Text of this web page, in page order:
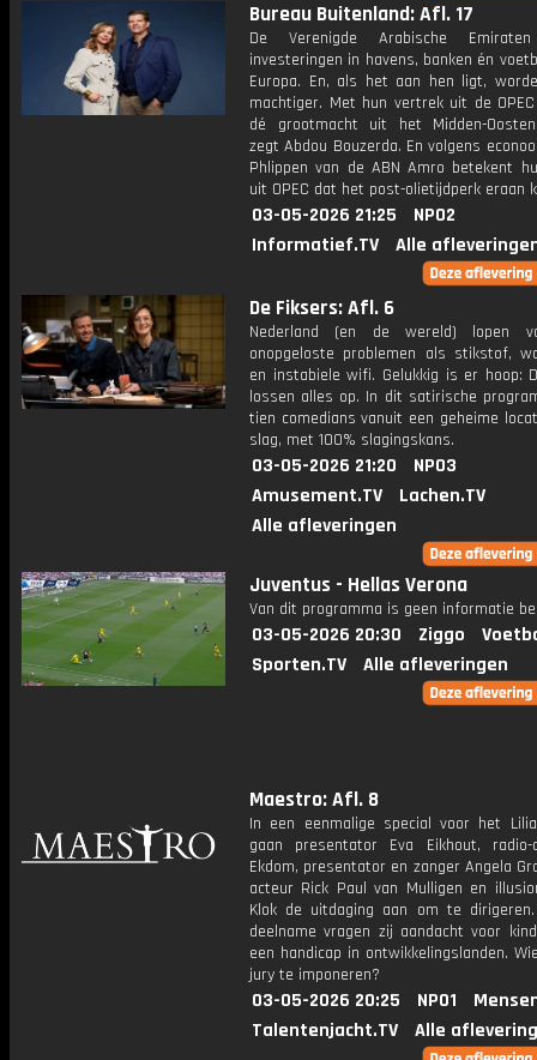
Bureau Buitenland: Afl. 17
De Verenigde Arabische
investeringen in havens, banken én
Europa. En, als het aan hen ligt,
machtiger. Met hun vertrek uit de
dé grootmacht uit het Midden-
zegt Abdou Bouzerda. En volgens
Phlippen van de ABN Amro betekent
uit OPEC dat het post-olietijdperk eraan
03-05-2026 21:25
NPO2
Informatief.TV
Alle
De Fiksers: Afl. 6
Nederland (en de wereld) lopen
onopgeloste problemen als stikstof,
en instabiele wifi. Gelukkig is er hoop:
lossen alles op. In dit satirische
tien comedians vanuit een geheime
slag, met 100% slagingskans.
03-05-2026 21:20
NPO3
Amusement.TV
Lachen.TV
Alle afleveringen
Juventus - Hellas Verona
Van dit programma is geen informatie
03-05-2026 20:30 Ziggo
Sporten.TV
Alle afleveringen
Maestro: Afl. 8
In een eenmalige special voor het
gaan presentator Eva Eikhout, radio-
Ekdom, presentator en zanger Angela
acteur Rick Paul van Mulligen en
Klok de uitdaging aan om te
deelname vragen zij aandacht voor
een handicap in ontwikkelingslanden.
jury te imponeren?
03-05-2026 20:25 NPO1
Talentenjacht.TV
Alle